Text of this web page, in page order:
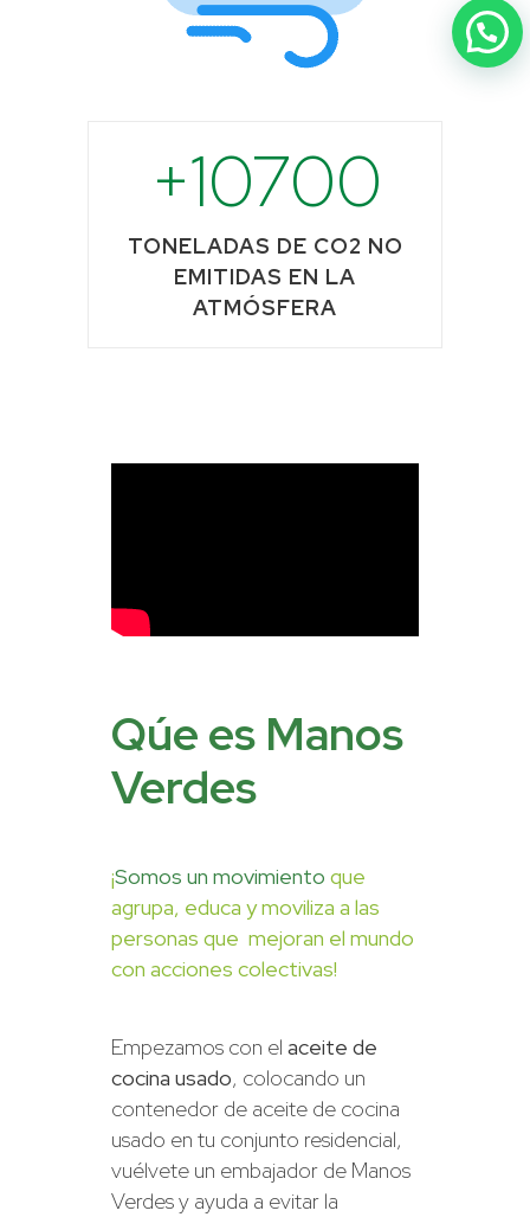
10700
TONELADAS DE CO2 NO
EMITIDAS EN LA
ATMÓSFERA
Qúe es Manos
Verdes
¡Somos un movimiento que
agrupa, educa y moviliza a las
personas que mejoran el mundo
con acciones colectivas!
Empezamos con el aceite de
cocina usado, colocando un
contenedor de aceite de cocina
usado en tu conjunto residencial,
vuélvete un embajador de Manos
Verdes y ayuda a evitar la